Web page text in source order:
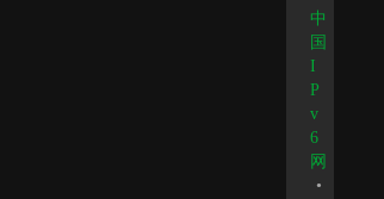
中
国
I
P
v
6
网
•